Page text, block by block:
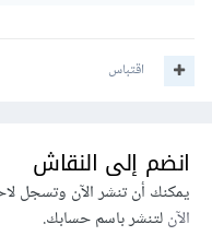
اقتباس
انضم إلى النقاش
يمكنك أن تنشر الآن وتسجل
الآنلتنشر باسم حسابك.